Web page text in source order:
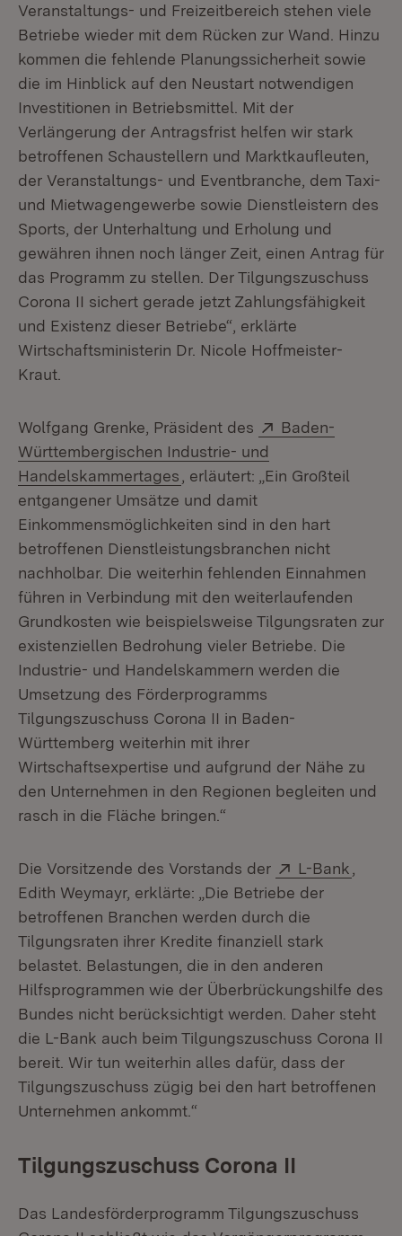
Veranstaltungs- und Freizeitbereich stehen viele
Betriebe wieder mit dem Rücken zur Wand. Hinzu
kommen die fehlende Planungssicherheit sowie
die im Hinblick auf den Neustart notwendigen
Investitionen in Betriebsmittel. Mit der
Verlängerung der Antragsfrist helfen wir stark
betroffenen Schaustellern und Marktkaufleuten,
der Veranstaltungs- und Eventbranche, dem Taxi-
und Mietwagengewerbe sowie Dienstleistern des
Sports, der Unterhaltung und Erholung und
gewähren ihnen noch länger Zeit, einen Antrag für
das Programm zu stellen. Der Tilgungszuschuss
Corona II sichert gerade jetzt Zahlungsfähigkeit
und Existenz dieser Betriebe“, erklärte
Wirtschaftsministerin Dr. Nicole Hoffmeister-
Kraut.
Wolfgang Grenke, Präsident des Extern:
Baden-
Württembergischen Industrie- und
Handelskammertages (Öffnet in neuem Fenster)
, erläutert: „Ein Großteil
entgangener Umsätze und damit
Einkommensmöglichkeiten sind in den hart
betroffenen Dienstleistungsbranchen nicht
nachholbar. Die weiterhin fehlenden Einnahmen
führen in Verbindung mit den weiterlaufenden
Grundkosten wie beispielsweise Tilgungsraten zur
existenziellen Bedrohung vieler Betriebe. Die
Industrie- und Handelskammern werden die
Umsetzung des Förderprogramms
Tilgungszuschuss Corona II in Baden-
Württemberg weiterhin mit ihrer
Wirtschaftsexpertise und aufgrund der Nähe zu
den Unternehmen in den Regionen begleiten und
rasch in die Fläche bringen.“
Die Vorsitzende des Vorstands der Extern:
L-Bank
Edith Weymayr, erklärte: „Die Betriebe der
betroffenen Branchen werden durch die
Tilgungsraten ihrer Kredite finanziell stark
belastet. Belastungen, die in den anderen
Hilfsprogrammen wie der Überbrückungshilfe des
Bundes nicht berücksichtigt werden. Daher steht
die L-Bank auch beim Tilgungszuschuss Corona II
bereit. Wir tun weiterhin alles dafür, dass der
Tilgungszuschuss zügig bei den hart betroffenen
Unternehmen ankommt.“
Tilgungszuschuss Corona II
Das Landesförderprogramm Tilgungszuschuss